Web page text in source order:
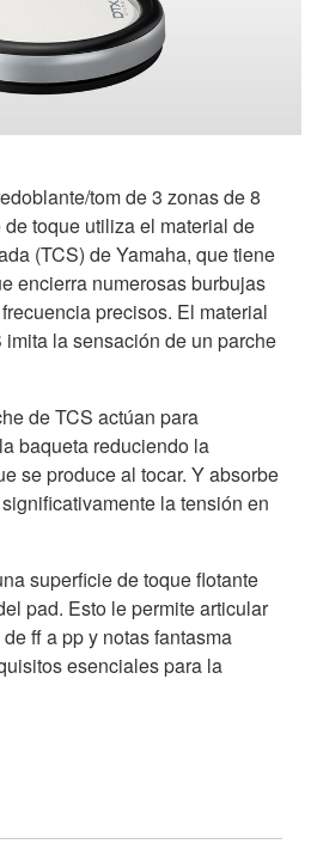
tom de 3 zonas de 8
toque utiliza el material de
(TCS) de Yamaha, que tiene
encierra numerosas burbujas
precisos. El material
la sensación de un parche
de TCS actúan para
baqueta reduciendo la
se produce al tocar. Y absorbe
la tensión en
superficie de toque flotante
pad. Esto le permite articular
ff a pp y notas fantasma
esenciales para la